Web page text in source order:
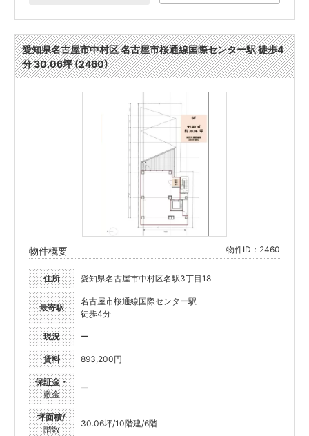
愛知県名古屋市中村区 名古屋市桜通線国際センター駅 徒歩4
分 30.06坪 (2460)
物件概要 物件ID：2460
住所 愛知県名古屋市中村区名駅3丁目18
最寄駅
名古屋市桜通線国際センター駅
徒歩4分
現況 ー
賃料 893,200円
保証金・
敷金
ー
坪面積/
階数
30.06坪/10階建/6階